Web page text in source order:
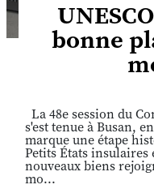
bonne
La 48e session du
s'est tenue à Busan,
marque une étape
Petits États
nouveaux biens
mo...